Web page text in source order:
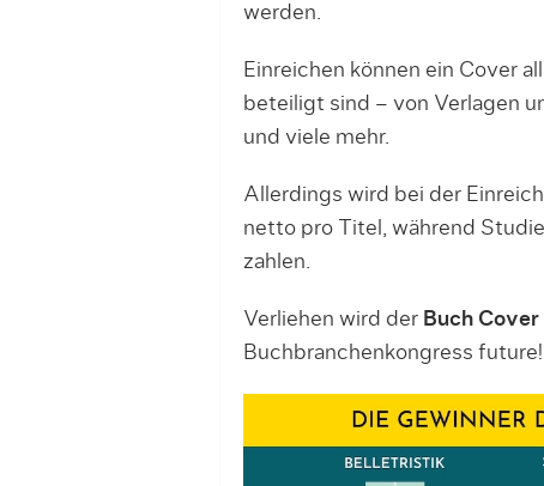
werden.
Einreichen können ein Cover
beteiligt sind – von Verlagen
und viele mehr.
Allerdings wird bei der
netto pro Titel, während
zahlen.
Verliehen wird der Buch
Buchbranchenkongress